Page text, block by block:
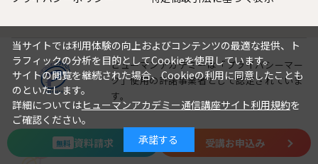
無料 資料請求 受講お申込み
ヒューマンアカデミーは「プライバシーマー
ク」使用の許諾事業者として認定されていま
す。
当サイトでは利用体験の向上およびコンテンツの最適な提供、ト
ラフィックの分析を目的としてCookieを使用しています。
サイトの閲覧を継続された場合、Cookieの利用に同意したことも
のといたします。
詳細についてはヒューマンアカデミー通信講座サイト利用規約を
ご確認ください。
承諾する